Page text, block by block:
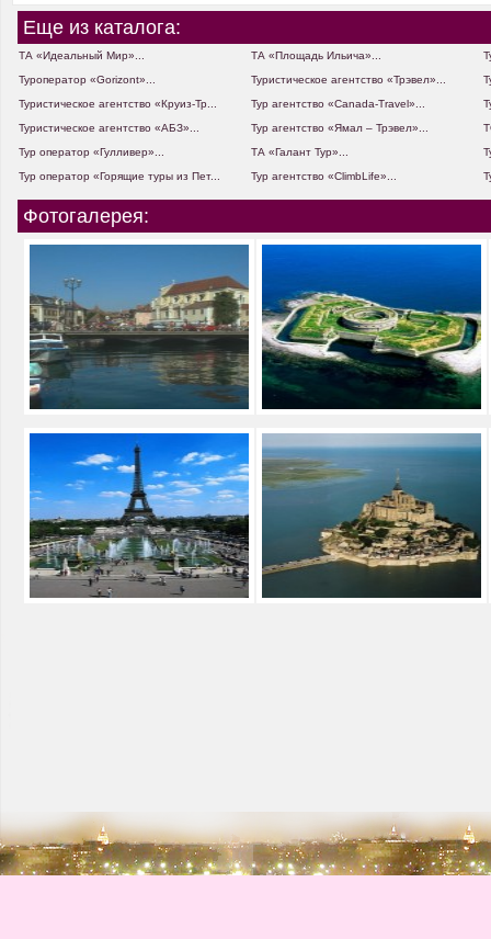
Еще из каталога:
ТА «Идеальный Мир»... ТА «Площадь Ильича»...
Туроператор «Gorizont»...
Туристическое агентство «Трэвел»...
Туристическое агентство «Круиз-Тр...
Тур агентство «Canada-Travel»...
Туристическое агентство «АБЗ»...
Тур агентство «Ямал – Трэвел»...
Тур оператор «Гулливер»...
ТА «Галант Тур»...
Тур оператор «Горящие туры из Пет...
Тур агентство «ClimbLife»...
Фотогалерея: